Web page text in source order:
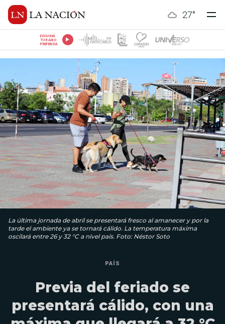
27°
ESCUCHÁ
TU RADIO
PREFERIDA
La última jornada de abril se presentará fresco al amanecer y por la
tarde el ambiente ya se tornará cálido. La temperatura máxima
oscilará entre 26 y 32 °C a nivel país. Foto: Néstor Soto
PAÍS
Previa del feriado se
presentará cálido, con una